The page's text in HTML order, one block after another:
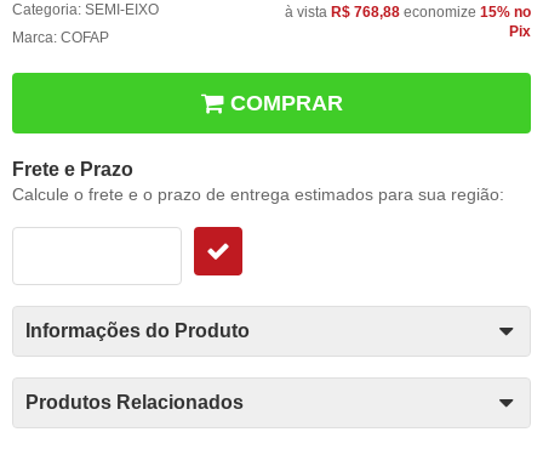
Categoria: SEMI-EIXO
Marca: COFAP
à vista R$ 768,88 economize 15% no
Pix
COMPRAR
Frete e Prazo
Calcule o frete e o prazo de entrega estimados para sua região:
Informações do Produto
Produtos Relacionados